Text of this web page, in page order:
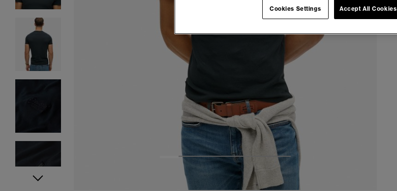
5 7
Accept All Cookies
Cookies Settings